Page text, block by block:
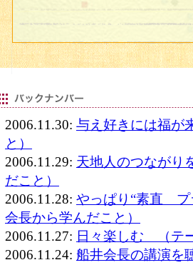
2006.11.30: 与え好きには福が
と）
2006.11.29: 天地人のつなが
だこと）
2006.11.28: やっぱり“素直
会長から学んだこと）
2006.11.27: 日々楽しむ （テ
2006.11.24: 船井会長の講演を